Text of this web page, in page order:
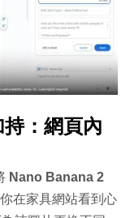
：網頁內
Nano Banana 2
在家具網站看到心